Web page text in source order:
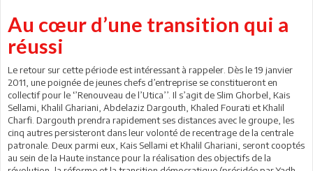
Au cœur d’une transition qui a
réussi
Le retour sur cette période est intéressant à rappeler. Dès le 19 janvier
2011, une poignée de jeunes chefs d’entreprise se constitueront en
collectif pour le ‘’Renouveau de l’Utica’’. Il s’agit de Slim Ghorbel, Kais
Sellami, Khalil Ghariani, Abdelaziz Dargouth, Khaled Fourati et Khalil
Charfi. Dargouth prendra rapidement ses distances avec le groupe, les
cinq autres persisteront dans leur volonté de recentrage de la centrale
patronale. Deux parmi eux, Kais Sellami et Khalil Ghariani, seront cooptés
au sein de la Haute instance pour la réalisation des objectifs de la